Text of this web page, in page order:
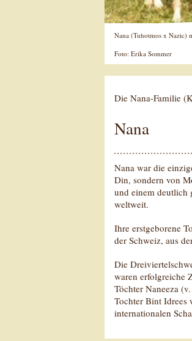
Nana (Tuhotmos x Nazic)
Foto: Erika Sommer
Die Nana-Familie
Nana
Nana war die
Din, sondern von
und einem deutlich
weltweit.
Ihre erstgeborene
der Schweiz, aus
Die
waren erfolgreiche
Töchter Naneeza
Tochter Bint Idrees
internationalen